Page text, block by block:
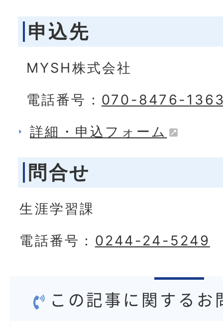
申込先
MYSH株式会社
電話番号： 070-8476-
詳細・申込フォーム
問合せ
生涯学習課
電話番号： 0244-24-5249
この記事に関するお